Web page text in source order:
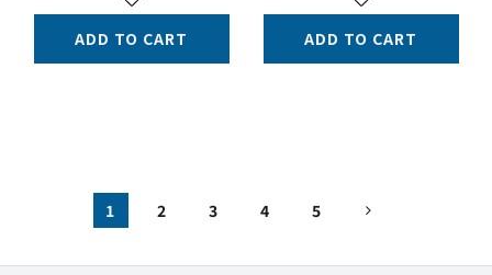
ADD TO CART ADD TO CART
1 2 3 4 5